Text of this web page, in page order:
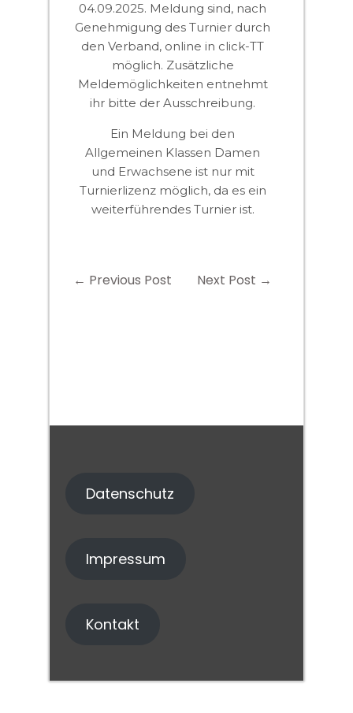
04.09.2025. Meldung sind, nach
Genehmigung des Turnier durch
den Verband, online in click-TT
möglich. Zusätzliche
Meldemöglichkeiten entnehmt
ihr bitte der Ausschreibung.
Ein Meldung bei den
Allgemeinen Klassen Damen
und Erwachsene ist nur mit
Turnierlizenz möglich, da es ein
weiterführendes Turnier ist.
← Previous Post Next Post →
Datenschutz
Impressum
Kontakt